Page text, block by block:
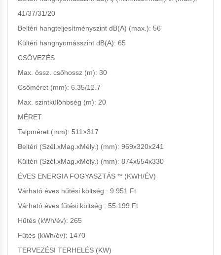
41/37/31/20
Beltéri hangteljesítményszint dB(A) (max.): 56
Kültéri hangnyomásszint dB(A): 65
CSÖVEZÉS
Max. össz. csőhossz (m): 30
Csőméret (mm): 6.35/12.7
Max. szintkülönbség (m): 20
MÉRET
Talpméret (mm): 511×317
Beltéri (Szél.xMag.xMély.) (mm): 969x320x241
Kültéri (Szél.xMag.xMély.) (mm): 874x554x330
ÉVES ENERGIA FOGYASZTÁS ** (KWH/ÉV)
Várható éves hűtési költség : 9.951 Ft
Várható éves fűtési költség : 55.199 Ft
Hűtés (kWh/év): 265
Fűtés (kWh/év): 1470
TERVEZÉSI TERHELÉS (KW)